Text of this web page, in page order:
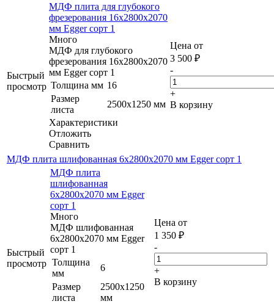
Быстрый
просмотр
МДФ плита для глубокого
фрезерования 16х2800х2070
мм Egger сорт 1
Много
МДФ для глубокого
фрезерования 16х2800х2070
мм Egger сорт 1
Толщина мм 16
Размер
листа
2500х1250 мм
Характеристики
Отложить
Сравнить
Цена от
3 500 ₽
-
+
В корзину
МДФ плита шлифованная 6х2800х2070 мм Egger сорт 1
Быстрый
просмотр
МДФ плита
шлифованная
6х2800х2070 мм Egger
сорт 1
Много
МДФ шлифованная
6х2800х2070 мм Egger
сорт 1
Толщина
мм
6
Размер
листа
2500х1250
мм
Цена от
1 350 ₽
-
+
В корзину